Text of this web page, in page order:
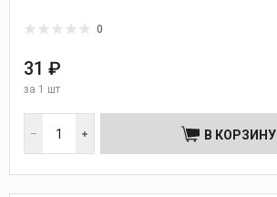
0
31 ₽
за 1 шт
В КОРЗИНУ